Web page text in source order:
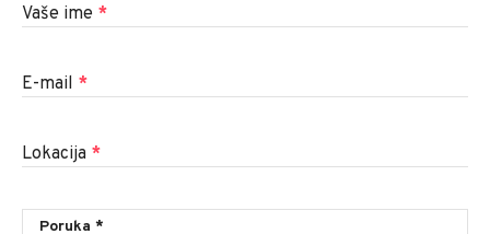
Vaše ime *
E-mail *
Lokacija *